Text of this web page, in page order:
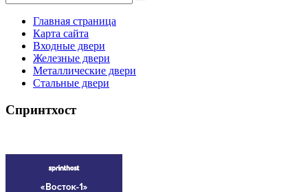
Главная страница
Карта сайта
Входные двери
Железные двери
Металлические двери
Стальные двери
Спринтхост